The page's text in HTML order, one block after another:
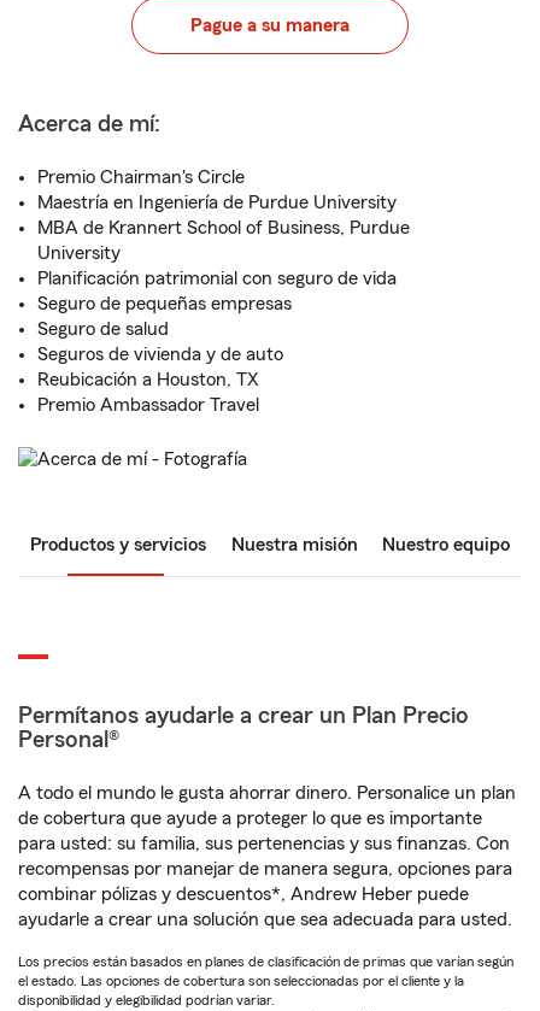
Pague a su manera
Acerca de mí:
Premio Chairman's Circle
Maestría en Ingeniería de Purdue University
MBA de Krannert School of Business, Purdue
University
Planificación patrimonial con seguro de vida
Seguro de pequeñas empresas
Seguro de salud
Seguros de vivienda y de auto
Reubicación a Houston, TX
Premio Ambassador Travel
Productos y servicios Nuestra misión Nuestro equipo
Permítanos ayudarle a crear un Plan Precio
Personal®
A todo el mundo le gusta ahorrar dinero. Personalice un plan
de cobertura que ayude a proteger lo que es importante
para usted: su familia, sus pertenencias y sus finanzas. Con
recompensas por manejar de manera segura, opciones para
combinar pólizas y descuentos*, Andrew Heber puede
ayudarle a crear una solución que sea adecuada para usted.
Los precios están basados en planes de clasificación de primas que varían según
el estado. Las opciones de cobertura son seleccionadas por el cliente y la
disponibilidad y elegibilidad podrían variar.